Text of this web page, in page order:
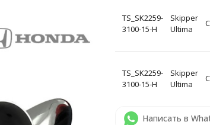
TS_SK2259-
3100-15-H
Skipper
Ultima
TS_SK2259-
3100-15-H
Skipper
Ultima
Написать в